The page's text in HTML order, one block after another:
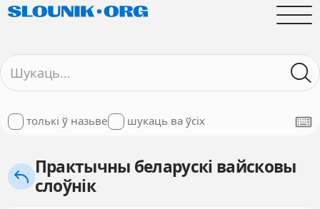
толькі ў назьве шукаць ва ўсіх
Практычны беларускі вайсковы
слоўнік